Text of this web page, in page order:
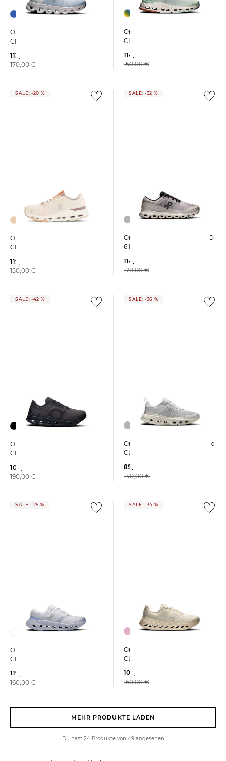
On | Damen Laufschuhe
CLOUDSWIFT 4
113,95 €
170,00 €
On | Damen Sneaker
CLOUDNOVA FORM 2
114,95 €
150,00 €
SALE: -20 %
On | Damen Sneaker
CLOUDNOVA FORM 2
119,59 €
150,00 €
SALE: -32 %
On | Damen Sneaker CLOUD
6 PUSH
114,95 €
170,00 €
SALE: -42 %
On | Damen Laufschuhe
CLOUDFLOW 5 W
109,99 €
190,00 €
SALE: -36 %
On | Damen Trainingsschuhe
CLOUDPULSE NEXT
89,99 €
140,00 €
SALE: -25 %
On | Damen Laufschuhe
CLOUDRUNNER 3
119,99 €
160,00 €
SALE: -34 %
On | Damen Laufschuhe
CLOUDSURFER NEXT
104,99 €
160,00 €
MEHR PRODUKTE LADEN
Du hast 24 Produkte von 49 angesehen